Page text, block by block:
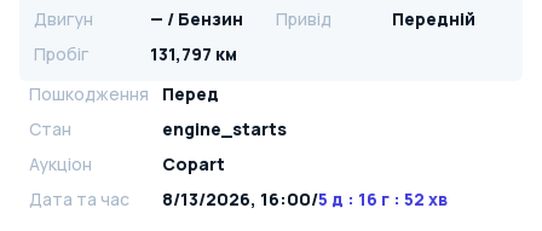
Двигун — / Бензин Привід
Передній
Пробіг
131,797 км
Пошкодження
Перед
Стан
engine_starts
Аукціон
Copart
Дата та час
8/13/2026, 16:00/5 д : 16 г : 52 хв